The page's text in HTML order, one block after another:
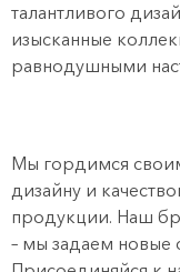
талантливого
изысканные
равнодушными
Мы гордимся
дизайну и
продукции. Наш
– мы задаем новые